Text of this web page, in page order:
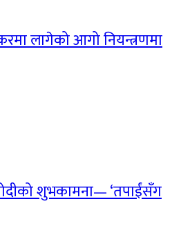
लागेको आगो नियन्त्रणमा
शुभकामना— ‘तपाईंसँग